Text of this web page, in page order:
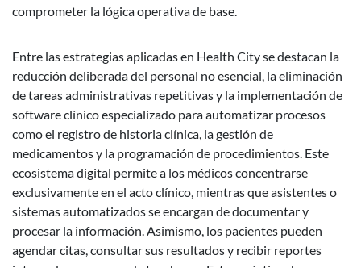
comprometer la lógica operativa de base.
Entre las estrategias aplicadas en Health City se destacan la
reducción deliberada del personal no esencial, la eliminación
de tareas administrativas repetitivas y la implementación de
software clínico especializado para automatizar procesos
como el registro de historia clínica, la gestión de
medicamentos y la programación de procedimientos. Este
ecosistema digital permite a los médicos concentrarse
exclusivamente en el acto clínico, mientras que asistentes o
sistemas automatizados se encargan de documentar y
procesar la información. Asimismo, los pacientes pueden
agendar citas, consultar sus resultados y recibir reportes